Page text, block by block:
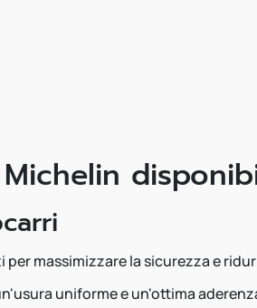
massimizzare la sicurezza e
uniforme e un'ottima